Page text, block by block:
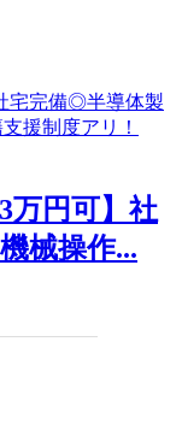
万円可】社
械操作...